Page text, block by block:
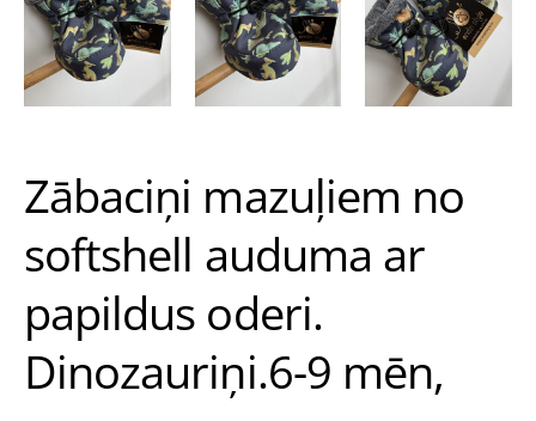
Zābaciņi mazuļiem no
softshell auduma ar
papildus oderi.
Dinozauriņi.6-9 mēn,